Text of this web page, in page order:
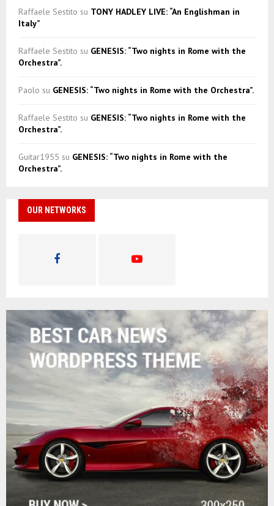
Raffaele Sestito su TONY HADLEY LIVE: “An Englishman in
Italy”
Raffaele Sestito su GENESIS: “Two nights in Rome with the
Orchestra”.
Paolo su GENESIS: “Two nights in Rome with the Orchestra”.
Raffaele Sestito su GENESIS: “Two nights in Rome with the
Orchestra”.
Guitar1955 su GENESIS: “Two nights in Rome with the
Orchestra”.
OUR NETWORKS